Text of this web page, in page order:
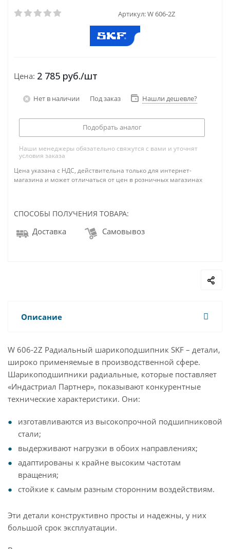
Артикул:W 606-2Z
Цена: 2 785 руб./шт
Нет в наличии Под заказ Нашли дешевле?
Подобрать аналог
Наши менеджеры обязательно свяжутся с вами и уточнят
условия заказа
Цена указана с НДС, действительна только для интернет-
магазина и может отличаться от цен в розничных магазинах
СПОСОБЫ ПОЛУЧЕНИЯ ТОВАРА:
Доставка Самовывоз
Описание
W 606-2Z Радиальный шарикоподшипник SKF – детали,
широко применяемые в производственной сфере.
Шарикоподшипники радиальные, которые поставляет
«Индастриал Партнер», показывают конкурентные
технические характеристики. Они:
изготавливаются из высокопрочной подшипниковой
стали;
выдерживают нагрузки в обоих направлениях;
адаптированы к крайне высоким частотам
вращения;
стойкие к самым разным сторонним воздействиям.
Эти детали конструктивно просты и надежны, у них
большой срок эксплуатации.